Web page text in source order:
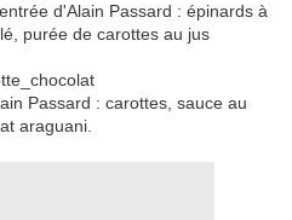
d'Alain Passard : épinards à
purée de carottes au jus
Passard : carottes, sauce au
araguani.